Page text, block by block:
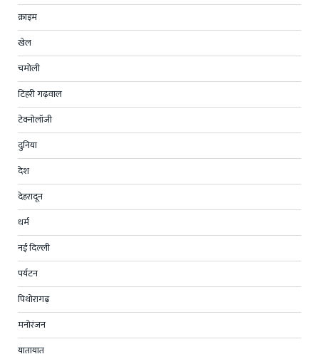
क्राइम
खेल
चमोली
टिहरी गढ़वाल
टेक्नोलॉजी
दुनिया
देश
देहरादून
धर्म
नई दिल्ली
पर्यटन
पिथोरागढ़
मनोरंजन
यातायात